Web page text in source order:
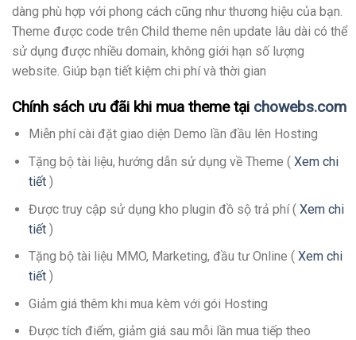
dàng phù hợp với phong cách cũng như thương hiệu của bạn.
Theme được code trên Child theme nên update lâu dài có thể
sử dụng được nhiều domain, không giới hạn số lượng
website. Giúp bạn tiết kiệm chi phí và thời gian
Chính sách ưu đãi khi mua theme tại chowebs.com
Miễn phí cài đặt giao diện Demo lần đầu lên Hosting
Tặng bộ tài liệu, hướng dẫn sử dụng về Theme ( Xem chi
tiết)
Được truy cập sử dụng kho plugin đồ sộ trả phí ( Xem chi
tiết)
Tặng bộ tài liệu MMO, Marketing, đầu tư Online ( Xem chi
tiết)
Giảm giá thêm khi mua kèm với gói Hosting
Được tích điểm, giảm giá sau mỗi lần mua tiếp theo